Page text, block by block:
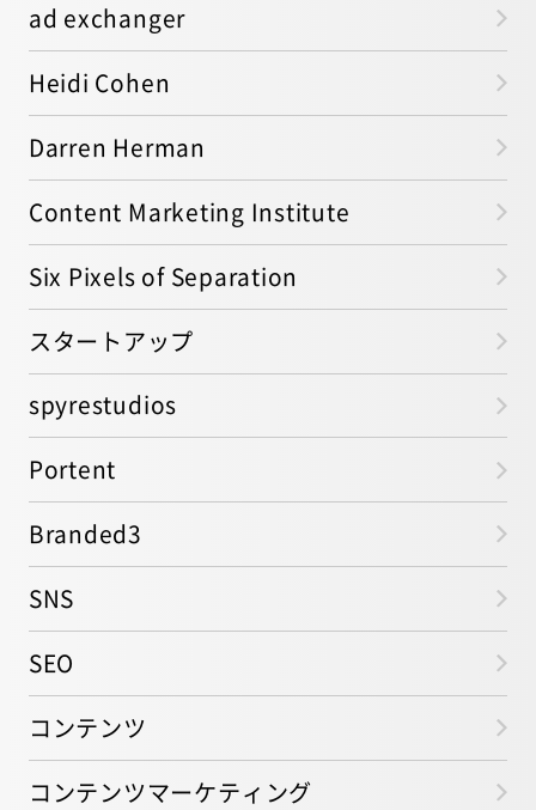
ad exchanger
Heidi Cohen
Darren Herman
Content Marketing Institute
Six Pixels of Separation
スタートアップ
spyrestudios
Portent
Branded3
SNS
SEO
コンテンツ
コンテンツマーケティング